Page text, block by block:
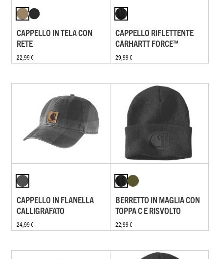
CAPPELLO IN TELA CON
RETE
22,99 €
CAPPELLO RIFLETTENTE
CARHARTT FORCE™
29,99 €
CAPPELLO IN FLANELLA
CALLIGRAFATO
24,99 €
BERRETTO IN MAGLIA CON
TOPPA C E RISVOLTO
22,99 €